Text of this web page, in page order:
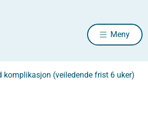
Meny
komplikasjon (veiledende frist 6 uker)